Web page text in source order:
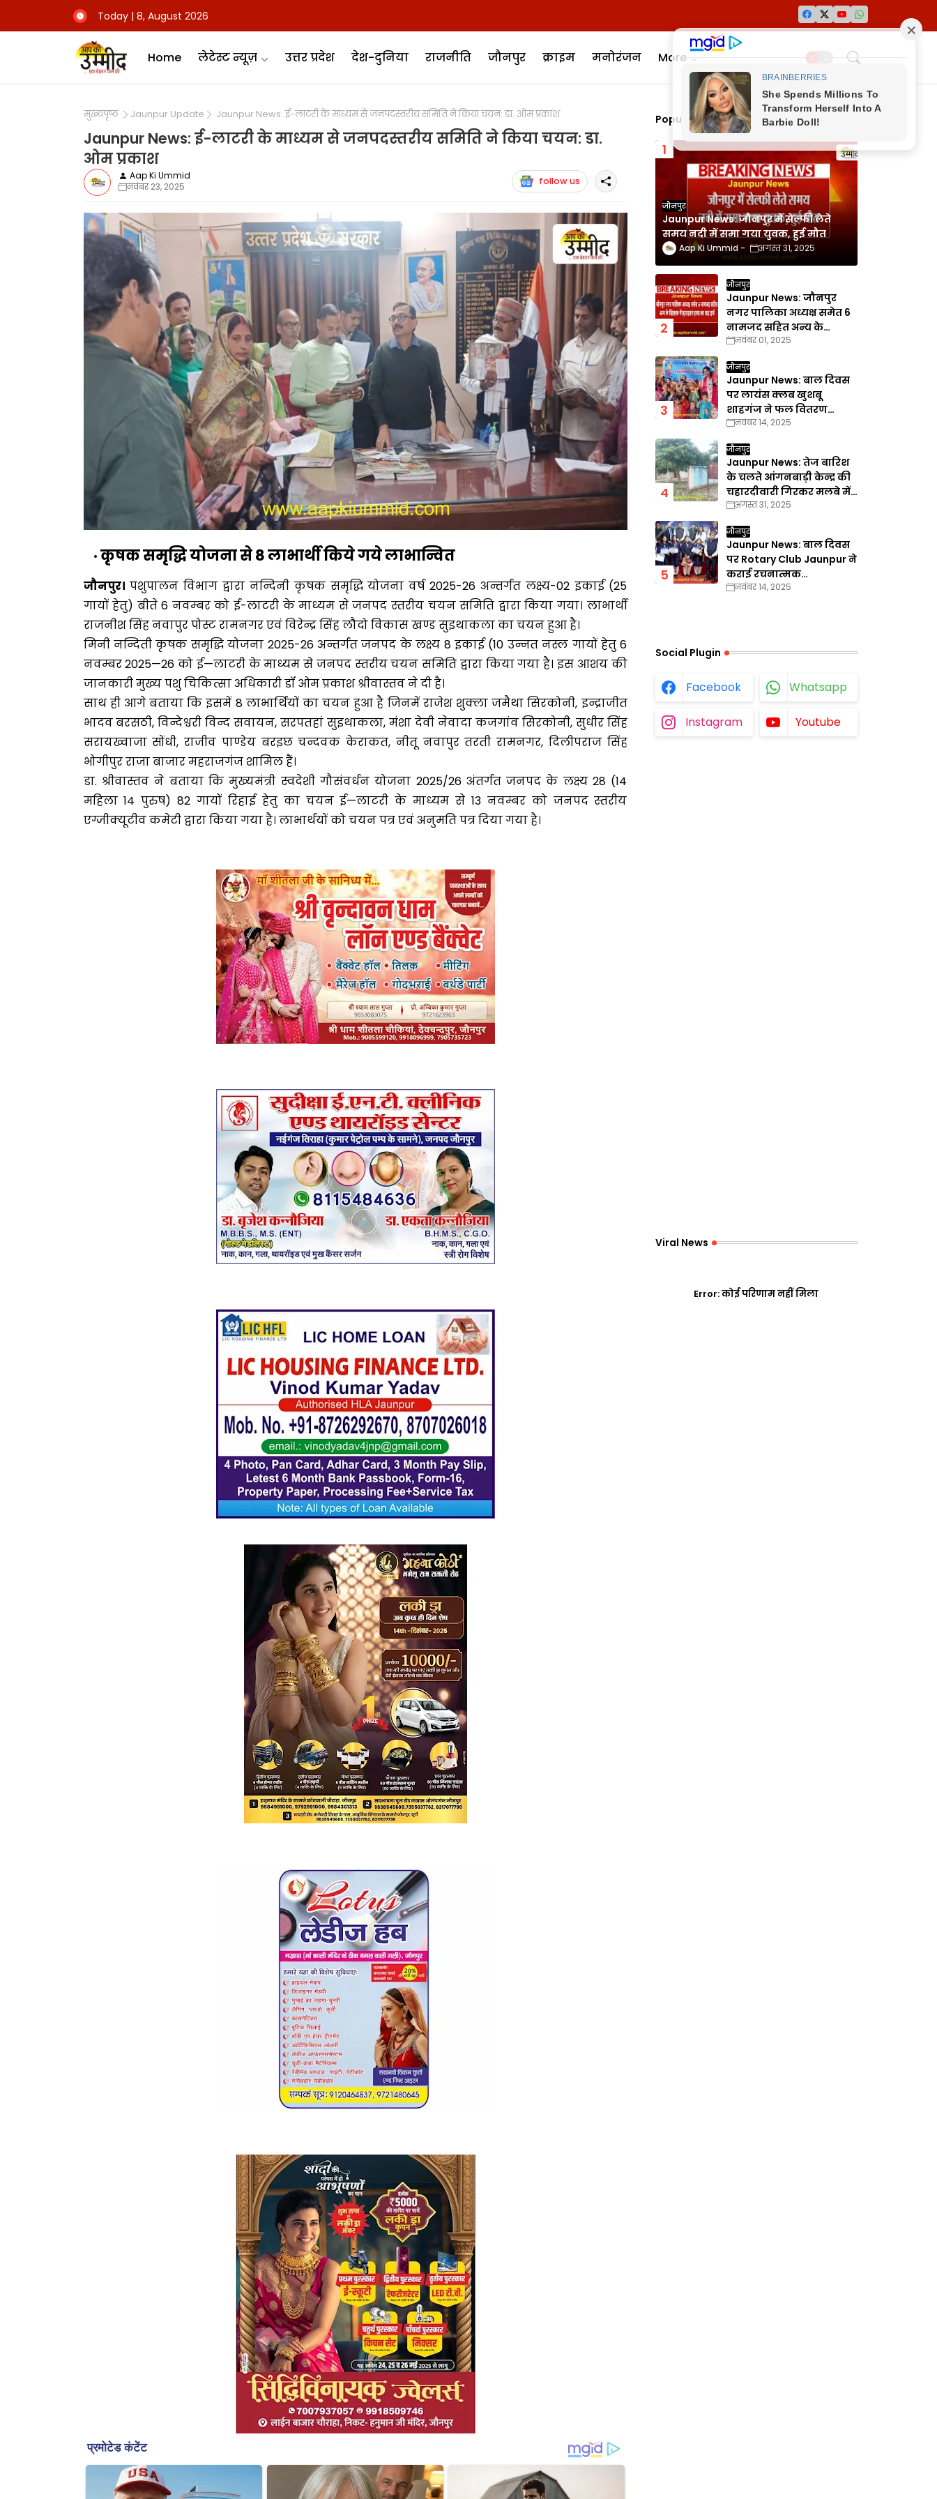
Today | 8, August 2026
Home लेटेस्ट न्यूज़ उत्तर प्रदेश देश-दुनिया राजनीति जौनपुर क्राइम मनोरंजन More
मुख्यपृष्ठ Jaunpur Update Jaunpur News: ई-लाटरी के माध्यम से जनपदस्तरीय समिति ने किया चयन: डा. ओम प्रकाश
Jaunpur News: ई-लाटरी के माध्यम से जनपदस्तरीय समिति ने किया चयन: डा.
ओम प्रकाश
Aap Ki Ummid
नवंबर 23, 2025
follow us
कृषक समृद्धि योजना से 8 लाभार्थी किये गये लाभान्वित
जौनपुर। पशुपालन विभाग द्वारा नन्दिनी कृषक समृद्धि योजना वर्ष 2025-26 अन्तर्गत लक्ष्य-02 इकाई (25
गायों हेतु) बीते 6 नवम्बर को ई-लाटरी के माध्यम से जनपद स्तरीय चयन समिति द्वारा किया गया। लाभार्थी
राजनीश सिंह नवापुर पोस्ट रामनगर एवं विरेन्द्र सिंह लौदो विकास खण्ड सुइथाकला का चयन हुआ है।
मिनी नन्दिती कृषक समृ‌द्धि योजना 2025-26 अन्तर्गत जनपद के लक्ष्य 8 इकाई (10 उन्नत नस्ल गायों हेतु 6
नवम्बर 2025—26 को ई—लाटरी के माध्यम से जनपद स्तरीय चयन समिति द्वारा किया गया है। इस आशय की
जानकारी मुख्य पशु चिकित्सा अधिकारी डॉ ओम प्रकाश श्रीवास्तव ने दी है।
साथ ही आगे बताया कि इसमें 8 लाभार्थियों का चयन हुआ है जिनमें राजेश शुक्ला जमैथा सिरकोनी, इन्द्राजीत
भादव बरसठी, विन्देश्वरी विन्द सवायन, सरपतहां सुइथाकला, मंशा देवी नेवादा कजगांव सिरकोनी, सुधीर सिंह
सरायख्वाजा सोंधी, राजीव पाण्डेय बरइछ चन्दवक केराकत, नीतू नवापुर तरती रामनगर, दिलीपराज सिंह
भोगीपुर राजा बाजार महराजगंज शामिल हैं।
डा. श्रीवास्तव ने बताया कि मुख्यमंत्री स्वदेशी गौसंवर्धन योजना 2025/26 अंतर्गत जनपद के लक्ष्य 28 (14
महिला 14 पुरुष) 82 गायों रिहाई हेतु का चयन ई—लाटरी के माध्यम से 13 नवम्बर को जनपद स्तरीय
एग्जीक्यूटीव कमेटी द्वारा किया गया है। लाभार्थयों को चयन पत्र एवं अनुमति पत्र दिया गया है।
Popular Posts
जौनपुर
Jaunpur News: जौनपुर में सेल्फी लेते
समय नदी में समा गया युवक, हुई मौत
Aap Ki Ummid अगस्त 31, 2025
जौनपुर
Jaunpur News: जौनपुर
नगर पालिका अध्यक्ष समेत 6
नामजद सहित अन्य के
खिलाफ गैरइरादतन हत्या का
नवंबर 01, 2025
जौनपुर
Jaunpur News: बाल दिवस
पर लायंस क्लब खुशबू
शाहगंज ने फल वितरण
कार्यक्रम का किया आयोजन
नवंबर 14, 2025
जौनपुर
Jaunpur News: तेज बारिश
के चलते आंगनबाड़ी केन्द्र की
चहारदीवारी गिरकर मलबे में
तब्दील
अगस्त 31, 2025
जौनपुर
Jaunpur News: बाल दिवस
पर Rotary Club Jaunpur ने
कराई रचनात्मक
प्रतियोगिताएँ
नवंबर 14, 2025
Social Plugin
Facebook Whatsapp
Instagram Youtube
Viral News
Error:कोई परिणाम नहीं मिला